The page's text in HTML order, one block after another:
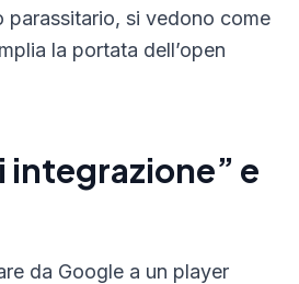
parassitario, si vedono come
la portata dell’open
integrazione” e
da Google a un player